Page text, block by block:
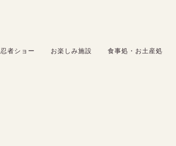
忍者ショー お楽しみ施設 食事処・お土産処
サービス